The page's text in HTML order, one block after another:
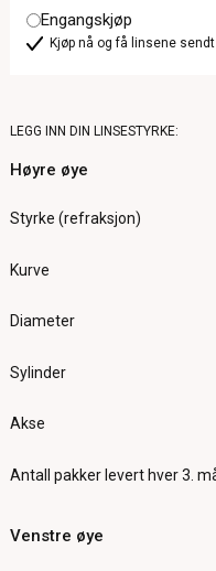
Engangskjøp
Kjøp nå og få linsene
LEGG INN DIN LINSESTYRKE:
Høyre øye
Styrke (refraksjon)
Kurve
Diameter
Sylinder
Akse
Antall pakker levert hver 3.
Venstre øye